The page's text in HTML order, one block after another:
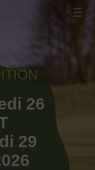
☰
26
29